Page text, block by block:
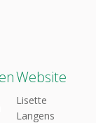
Website
Lisette
Langens